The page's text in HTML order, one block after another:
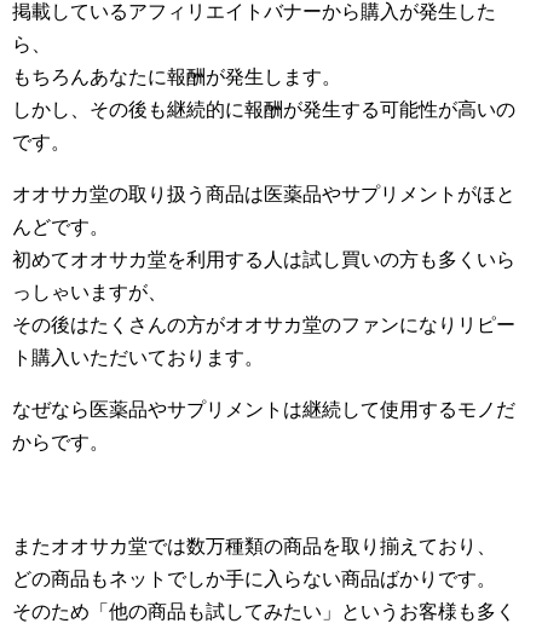
掲載しているアフィリエイトバナーから購入が発生した
ら、
もちろんあなたに報酬が発生します。
しかし、その後も継続的に報酬が発生する可能性が高いの
です。
オオサカ堂の取り扱う商品は医薬品やサプリメントがほと
んどです。
初めてオオサカ堂を利用する人は試し買いの方も多くいら
っしゃいますが、
その後はたくさんの方がオオサカ堂のファンになりリピー
ト購入いただいております。
なぜなら 医薬品やサプリメントは継続して使用するモノ だ
からです。
またオオサカ堂では数万種類の商品を取り揃えており、
どの商品もネットでしか手に入らない商品ばかりです。
そのため「他の商品も試してみたい」というお客様も多く